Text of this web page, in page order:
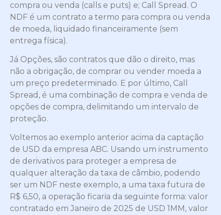
compra ou venda (calls e puts) e; Call Spread. O
NDF é um contrato a termo para compra ou venda
de moeda, liquidado financeiramente (sem
entrega física).
Já Opções, são contratos que dão o direito, mas
não a obrigação, de comprar ou vender moeda a
um preço predeterminado. E por último, Call
Spread, é uma combinação de compra e venda de
opções de compra, delimitando um intervalo de
proteção.
Voltemos ao exemplo anterior acima da captação
de USD da empresa ABC. Usando um instrumento
de derivativos para proteger a empresa de
qualquer alteração da taxa de câmbio, podendo
ser um NDF neste exemplo, a uma taxa futura de
R$ 6,50, a operação ficaria da seguinte forma: valor
contratado em Janeiro de 2025 de USD 1MM, valor